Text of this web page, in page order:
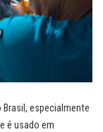
especialmente
é usado em